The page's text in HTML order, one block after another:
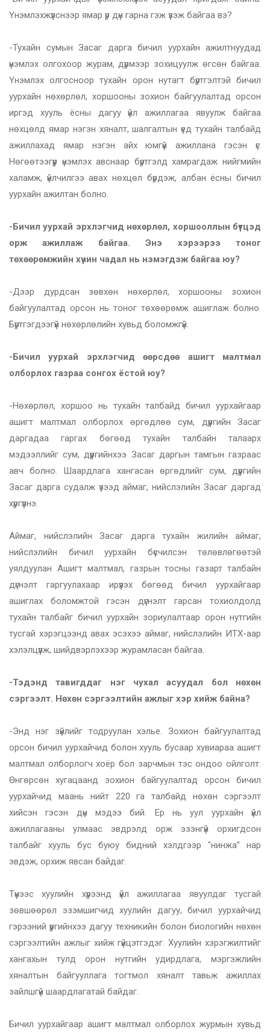
Үнэмлэхжүүлснээр ямар үр дүн гарна гэж үзэж байгаа вэ?
-Тухайн сумын Засаг дарга бичил уурхайн ажилтнуудад
үнэмлэх олгохоор журам, дүрмээр зохицуулж өгсөн байгаа.
Үнэмлэх олгосноор тухайн орон нутагт бүртгэлтэй бичил
уурхайн нөхөрлөл, хоршооны зохион байгуулалтад орсон
иргэд хууль ёсны дагуу үйл ажиллагаа явуулж байгаа
нөхцөлд ямар нэгэн хяналт, шалгалтын үед тухайн талбайд
ажиллахад ямар нэгэн айх юмгүй ажиллана гэсэн үг.
Нөгөөтээгүүр үнэмлэх авснаар бүртгэлд хамрагдаж нийгмийн
халамж, үйлчилгээ авах нөхцөл бүрдэж, албан ёсны бичил
уурхайн ажилтан болно.
-Бичил уурхай эрхлэгчид нөхөрлөл, хоршооллын бүтцэд
орж ажиллаж байгаа. Энэ хэрээрээ тоног
төхөөрөмжийн хүчин чадал нь нэмэгдэж байгаа юу?
-Дээр дурдсан зөвхөн нөхөрлөл, хоршооны зохион
байгуулалтад орсон нь тоног төхөөрөмж ашиглаж болно.
Бүртгэгдээгүй нөхөрлөлийн хувьд боломжгүй.
-Бичил уурхай эрхлэгчид өөрсдөө ашигт малтмал
олборлох газраа сонгох ёстой юу?
-Нөхөрлөл, хоршоо нь тухайн талбайд бичил уурхайгаар
ашигт малтмал олборлох өргөдлөө сум, дүүргийн Засаг
даргадаа гаргах бөгөөд тухайн талбайн талаарх
мэдээллийг сум, дүүргийнхээ Засаг даргын тамгын газраас
авч болно. Шаардлага хангасан өргөдлийг сум, дүүргийн
Засаг дарга судалж үзээд аймаг, нийслэлийн Засаг даргад
хүргүүлнэ.
Аймаг, нийслэлийн Засаг дарга тухайн жилийн аймаг,
нийслэлийн бичил уурхайн бүсчилсэн төлөвлөгөөтэй
уялдуулан Ашигт малтмал, газрын тосны газарт талбайн
дүгнэлт гаргуулахаар ирүүлэх бөгөөд бичил уурхайгаар
ашиглах боломжтой гэсэн дүгнэлт гарсан тохиолдолд
тухайн талбайг бичил уурхайн зориулалтаар орон нутгийн
тусгай хэрэгцээнд авах эсэхээ аймаг, нийслэлийн ИТХ-аар
хэлэлцүүлж, шийдвэрлэхээр журамласан байгаа.
-Тэдэнд тавигддаг нэг чухал асуудал бол нөхөн
сэргээлт. Нөхөн сэргээлтийн ажлыг хэр хийж байна?
-Энд нэг зүйлийг тодруулан хэлье. Зохион байгуулалтад
орсон бичил уурхайчид болон хууль бусаар хувиараа ашигт
малтмал олборлогч хоёр бол зарчмын тэс ондоо ойлголт.
Өнгөрсөн хугацаанд зохион байгуулалтад орсон бичил
уурхайчид маань нийт 220 га талбайд нөхөн сэргээлт
хийсэн гэсэн дүн мэдээ бий. Ер нь уул уурхайн үйл
ажиллагааны улмаас эвдрэлд орж эзэнгүй орхигдсон
талбайг хууль бус буюу бидний хэлдгээр "нинжа” нар
эвдэж, орхиж явсан байдаг.
Түүнээс хуулийн хүрээнд үйл ажиллагаа явуулдаг тусгай
зөвшөөрөл эзэмшигчид хуулийн дагуу, бичил уурхайчид
гэрээний үүргийнхээ дагуу техникийн болон биологийн нөхөн
сэргээлтийн ажлыг хийж гүйцэтгэдэг. Хуулийн хэрэгжилтийг
хангахын тулд орон нутгийн удирдлага, мэргэжлийн
хяналтын байгууллага тогтмол хяналт тавьж ажиллах
зайлшгүй шаардлагатай байдаг.
Бичил уурхайгаар ашигт малтмал олборлох журмын хувьд